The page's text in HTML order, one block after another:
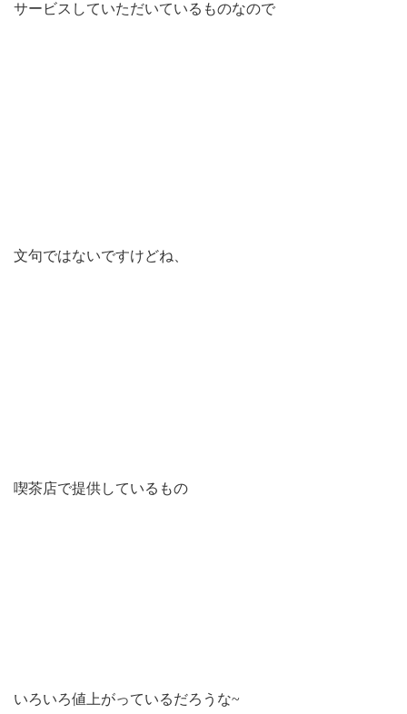
サービスしていただいているものなので
文句ではないですけどね、
喫茶店で提供しているもの
いろいろ値上がっているだろうな~